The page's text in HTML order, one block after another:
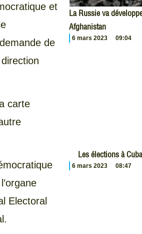
et
de
carte
Electoral
La Russie va
Afghanistan
6 mars 2023 09:04
Les élections à
6 mars 2023 08:47